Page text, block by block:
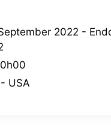
2022 -
USA